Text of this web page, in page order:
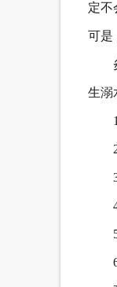
定不
可是
生溺